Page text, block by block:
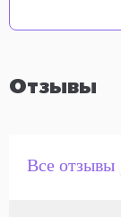
Отзывы
Все отзывы